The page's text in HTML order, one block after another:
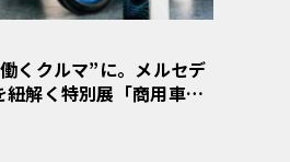
くクルマ”に。メルセデ
解く特別展「商用車13